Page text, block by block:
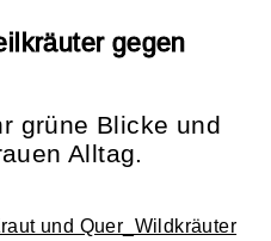
gegen
grüne Blicke und
Alltag.